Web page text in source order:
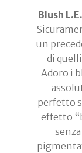
Blush
un
di
Adoro i
perfetto
effetto